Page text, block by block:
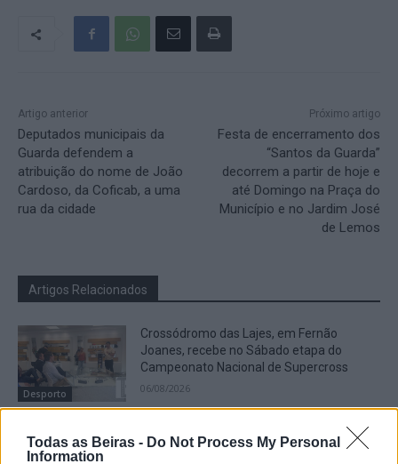
Todas as Beiras - Do Not Process My Personal
Information
Artigo anterior
Deputados municipais da
Guarda defendem a
atribuição do nome de João
Cardoso, da Coficab, a uma
rua da cidade
Próximo artigo
Festa de encerramento dos
“Santos da Guarda”
decorrem a partir de hoje e
até Domingo na Praça do
Município e no Jardim José
de Lemos
Artigos Relacionados
Desporto
Crossódromo das Lajes, em Fernão
Joanes, recebe no Sábado etapa do
Campeonato Nacional de Supercross
06/08/2026
Rick Estrin & The Nightcats abrem esta
noite o Festival de Blues da Guarda